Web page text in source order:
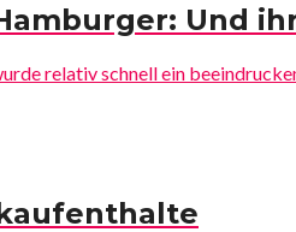
Und
relativ schnell ein